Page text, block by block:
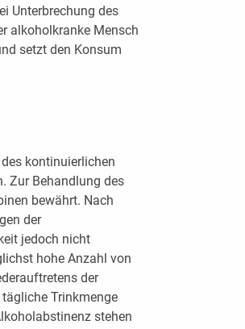
Unterbrechung des
alkoholkranke Mensch
setzt den Konsum
kontinuierlichen
Zur Behandlung des
bewährt. Nach
der
jedoch nicht
hohe Anzahl von
der
Trinkmenge
stehen